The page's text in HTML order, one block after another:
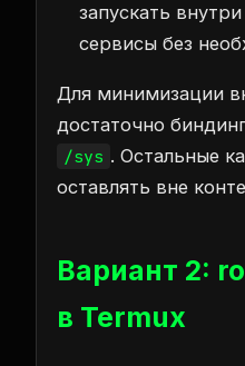
запускать
сервисы без
Для минимизации
достаточно
/sys . Остальные
оставлять вне
Вариант 2:
в Termux